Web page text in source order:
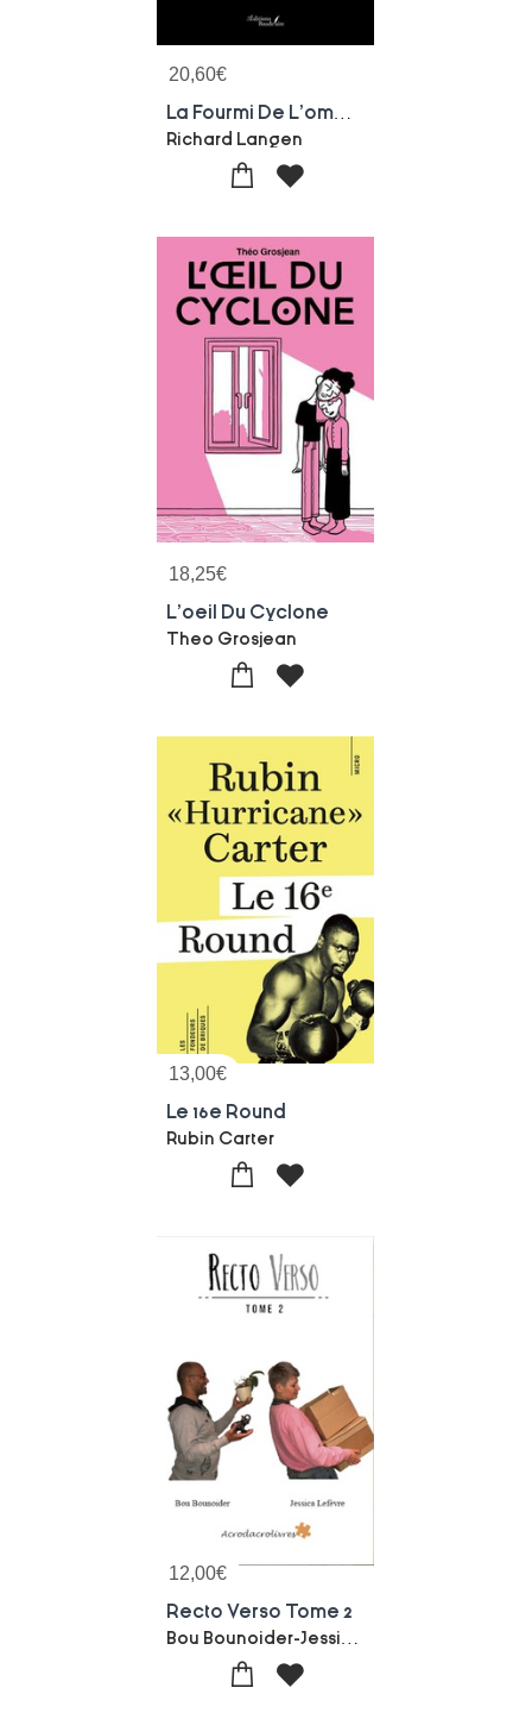
20,60€
Richard Langen
18,25€
L'oeil Du Cyclone
Theo Grosjean
13,00€
Le 16e Round
Rubin Carter
12,00€
Recto Verso Tome 2